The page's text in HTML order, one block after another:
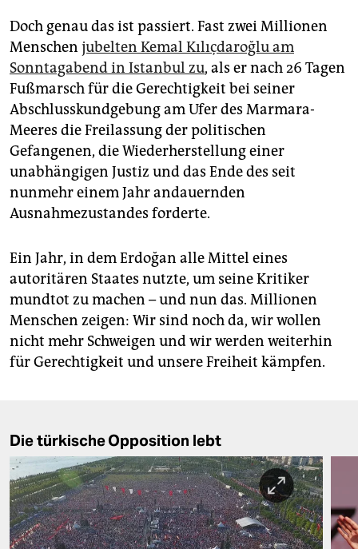
Doch genau das ist passiert. Fast zwei Millionen
Menschen jubelten Kemal Kılıçdaroğlu am
Sonntagabend in Istanbul zu, als er nach 26 Tagen
Fußmarsch für die Gerechtigkeit bei seiner
Abschlusskundgebung am Ufer des Marmara-
Meeres die Freilassung der politischen
Gefangenen, die Wiederherstellung einer
unabhängigen Justiz und das Ende des seit
nunmehr einem Jahr andauernden
Ausnahmezustandes forderte.
Ein Jahr, in dem Erdoğan alle Mittel eines
autoritären Staates nutzte, um seine Kritiker
mundtot zu machen – und nun das. Millionen
Menschen zeigen: Wir sind noch da, wir wollen
nicht mehr Schweigen und wir werden weiterhin
für Gerechtigkeit und unsere Freiheit kämpfen.
Die türkische Opposition lebt